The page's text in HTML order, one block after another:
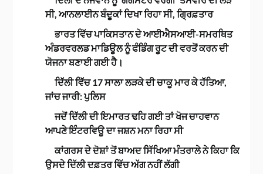
ਸੀ, ਆਨਲਾਈਨ ਬੰਦੂਕਾਂ ਦਿਖਾ ਰਿਹਾ ਸੀ, ਗ੍ਰਿਫ਼ਤਾਰ
ਭਾਰਤ ਵਿੱਚ ਪਾਕਿਸਤਾਨ ਦੇ ਆਈਐਸਆਈ-ਸਮਰਥਿਤ
ਅੰਡਰਵਰਲਡ ਮਾਡਿਊਲ ਨੂੰ ਫੰਡਿੰਗ ਰੂਟ ਦੀ ਵਰਤੋਂ ਕਰਨ ਦੀ
ਯੋਜਨਾ ਬਣਾਈ ਗਈ ਹੈ।
ਦਿੱਲੀ ਵਿੱਚ 17 ਸਾਲਾ ਲੜਕੇ ਦੀ ਚਾਕੂ ਮਾਰ ਕੇ ਹੱਤਿਆ,
ਜਾਂਚ ਜਾਰੀ: ਪੁਲਿਸ
ਜਦੋਂ ਦਿੱਲੀ ਦੀ ਇਮਾਰਤ ਢਹਿ ਗਈ ਤਾਂ ਖੋਜ ਚਾਹਵਾਨ
ਆਪਣੇ ਇੰਟਰਵਿਊ ਦਾ ਜਸ਼ਨ ਮਨਾ ਰਿਹਾ ਸੀ
ਕਾਂਗਰਸ ਦੇ ਦੋਸ਼ਾਂ ਤੋਂ ਬਾਅਦ ਸਿੱਖਿਆ ਮੰਤਰਾਲੇ ਨੇ ਕਿਹਾ ਕਿ
ਉਸਦੇ ਦਿੱਲੀ ਦਫ਼ਤਰ ਵਿੱਚ ਅੱਗ ਨਹੀਂ ਲੱਗੀ